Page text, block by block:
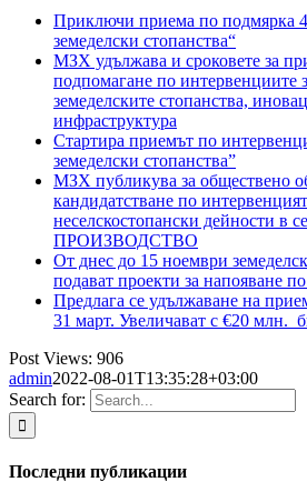
Приключи приема по подмярка
земеделски стопанства“
МЗХ удължава и сроковете за
подпомагане по интервенциите
земеделските стопанства,
инфраструктура
Стартира приемът по
земеделски стопанства”
МЗХ публикува за обществено
кандидатстване по
неселскостопански дейности в
ПРОИЗВОДСТВО
От днес до 15 ноември
подават проекти за напояване
Предлага се удължаване на
31 март. Увеличават с €20 млн.
Post Views: 906
admin2022-08-01T13:35:28+03:00
Search for:
Последни публикации